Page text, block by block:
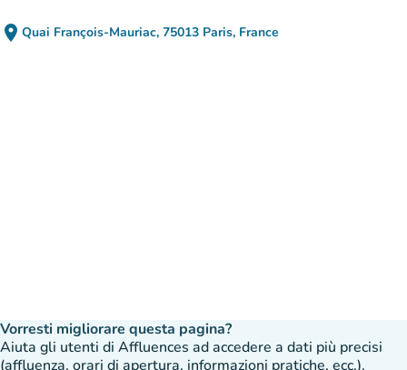
place Quai François-Mauriac, 75013 Paris, France
(apri in Google Maps)
(nuova scheda)
Vorresti migliorare questa pagina?
Aiuta gli utenti di Affluences ad accedere a dati più precisi
(affluenza, orari di apertura, informazioni pratiche, ecc.).